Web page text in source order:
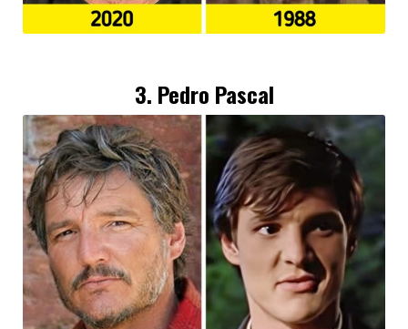
3. Pedro Pascal